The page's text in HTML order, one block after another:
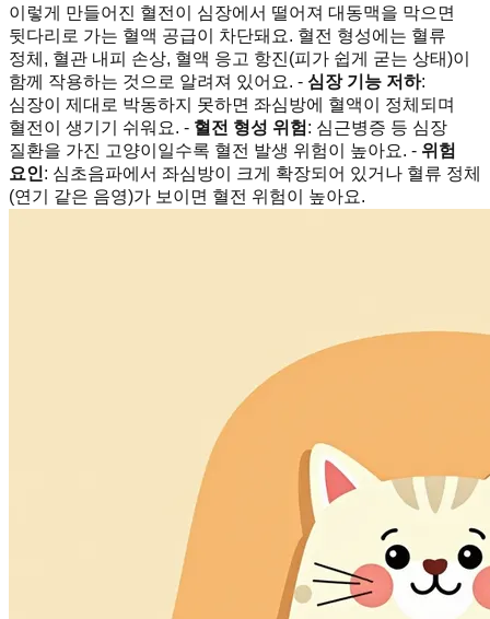
이렇게 만들어진 혈전이 심장에서 떨어져 대동맥을 막으면
뒷다리로 가는 혈액 공급이 차단돼요. 혈전 형성에는 혈류
정체, 혈관 내피 손상, 혈액 응고 항진(피가 쉽게 굳는 상태)이
함께 작용하는 것으로 알려져 있어요. - 심장 기능 저하:
심장이 제대로 박동하지 못하면 좌심방에 혈액이 정체되며
혈전이 생기기 쉬워요. - 혈전 형성 위험 : 심근병증 등 심장
질환을 가진 고양이일수록 혈전 발생 위험이 높아요. - 위험
요인: 심초음파에서 좌심방이 크게 확장되어 있거나 혈류 정체
(연기 같은 음영)가 보이면 혈전 위험이 높아요.